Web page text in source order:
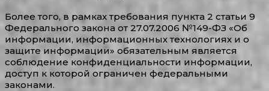
Более того, в рамках требования пункта 2 статьи 9
Федерального закона от 27.07.2006 №149-ФЗ «Об
информации, информационных технологиях и о
защите информации» обязательным является
соблюдение конфиденциальности информации,
доступ к которой ограничен федеральными
законами.